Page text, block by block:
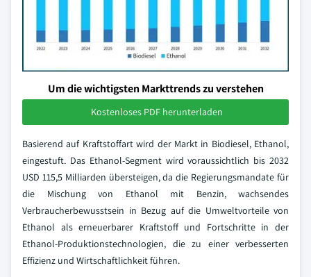
Um die wichtigsten Markttrends zu verstehen
Kostenloses PDF herunterladen
Basierend auf Kraftstoffart wird der Markt in Biodiesel, Ethanol,
eingestuft. Das Ethanol-Segment wird voraussichtlich bis 2032
USD 115,5 Milliarden übersteigen, da die Regierungsmandate für
die Mischung von Ethanol mit Benzin, wachsendes
Verbraucherbewusstsein in Bezug auf die Umweltvorteile von
Ethanol als erneuerbarer Kraftstoff und Fortschritte in der
Ethanol-Produktionstechnologien, die zu einer verbesserten
Effizienz und Wirtschaftlichkeit führen.